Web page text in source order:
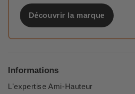
Découvrir la marque
Informations
L'expertise Ami-Hauteur